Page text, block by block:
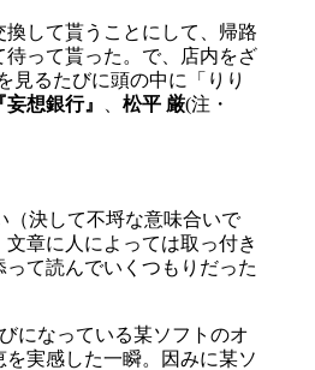
して貰うことにして、帰路
って貰った。で、店内をざ
見るたびに頭の中に「りり
想銀行』 松平 厳(注・
（決して不埒な意味合いで
章に人によっては取っ付き
て読んでいくつもりだった
になっている某ソフトのオ
実感した一瞬。因みに某ソ